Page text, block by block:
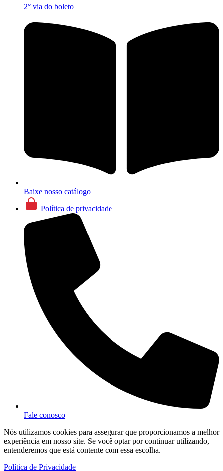
2° via do boleto
Baixe nosso catálogo
Política de privacidade
Fale conosco
Nós utilizamos cookies para assegurar que proporcionamos a melhor
experiência em nosso site. Se você optar por continuar utilizando,
entenderemos que está contente com essa escolha.
Política de Privacidade